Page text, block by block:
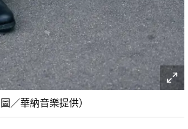
／華納音樂提供）